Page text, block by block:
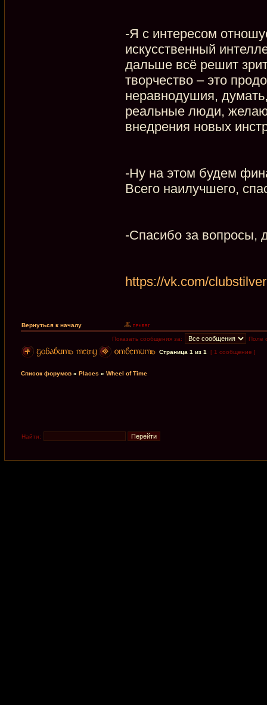
-Я с интересом
искусственный
дальше всё решит
творчество – это
неравнодушия,
реальные люди,
внедрения новых
-Ну на этом будем
Всего наилучшего,
-Спасибо за вопросы,
https://vk.com/
Вернуться к началу
Показать сообщения за:
Поле
Страница 1 из 1 [ 1 сообщение ]
Список форумов » Places » Wheel of Time
Найти: